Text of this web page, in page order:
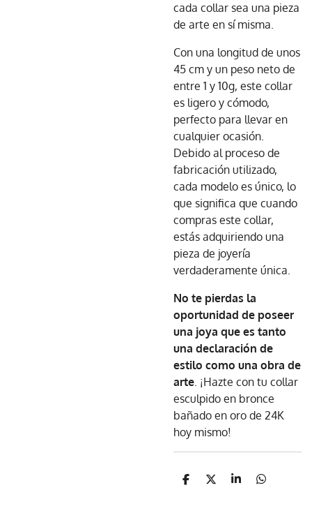
cada collar sea una pieza
de arte en sí misma.
Con una longitud de unos
45 cm y un peso neto de
entre 1 y 10g, este collar
es ligero y cómodo,
perfecto para llevar en
cualquier ocasión.
Debido al proceso de
fabricación utilizado,
cada modelo es único, lo
que significa que cuando
compras este collar,
estás adquiriendo una
pieza de joyería
verdaderamente única.
No te pierdas la
oportunidad de poseer
una joya que es tanto
una declaración de
estilo como una obra de
arte. ¡Hazte con tu collar
esculpido en bronce
bañado en oro de 24K
hoy mismo!
C
C
C
C